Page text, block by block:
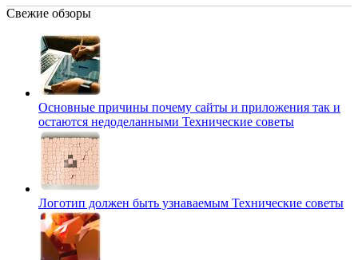
Свежие обзоры
Основные причины почему сайты и приложения так и
остаются недоделанными Технические советы
Логотип должен быть узнаваемым Технические советы